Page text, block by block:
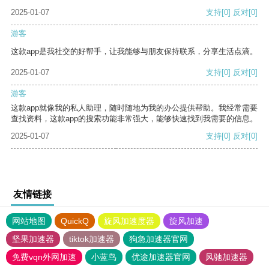
2025-01-07 支持[0] 反对[0]
游客
这款app是我社交的好帮手，让我能够与朋友保持联系，分享生活点滴。
2025-01-07 支持[0] 反对[0]
游客
这款app就像我的私人助理，随时随地为我的办公提供帮助。我经常需要
查找资料，这款app的搜索功能非常强大，能够快速找到我需要的信息。
2025-01-07
支持[0] 反对[0]
友情链接
网站地图 QuickQ 旋风加速度器
旋风加速
坚果加速器
tiktok加速器
狗急加速器官网
免费vqn外网加速
小蓝鸟 优途加速器官网
风驰加速器